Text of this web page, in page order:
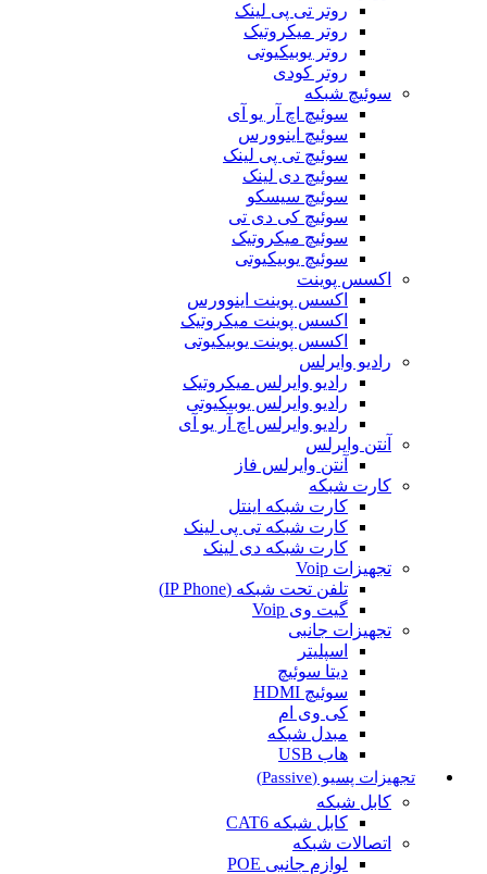
روتر تی پی لینک
روتر میکروتیک
روتر یوبیکیوتی
روتر کودی
سوئیچ شبکه
سوئیچ اچ آر یو آی
سوئیچ اینوورس
سوئیچ تی پی لینک
سوئیچ دی لینک
سوئیچ سیسکو
سوئیچ کی دی تی
سوئیچ میکروتیک
سوئیچ یوبیکیوتی
اکسس پوینت
اکسس پوینت اینوورس
اکسس پوینت میکروتیک
اکسس پوینت یوبیکیوتی
رادیو وایرلس
رادیو وایرلس میکروتیک
رادیو وایرلس یوبیکیوتی
رادیو وایرلس اچ آر یو آی
آنتن وایرلس
آنتن وایرلس فاز
کارت شبکه
کارت شبکه اینتل
کارت شبکه تی پی لینک
کارت شبکه دی لینک
تجهیزات Voip
تلفن تحت شبکه (IP Phone)
گیت وی Voip
تجهیزات جانبی
اسپلیتر
دیتا سوئیچ
سوئیچ HDMI
کی وی ام
مبدل شبکه
هاب USB
تجهیزات پسیو (Passive)
کابل شبکه
کابل شبکه CAT6
اتصالات شبکه
لوازم جانبی POE